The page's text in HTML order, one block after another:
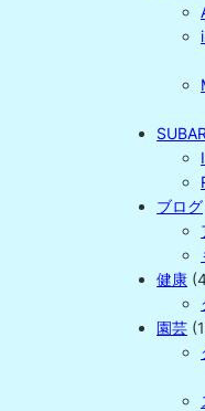
ブログ
健康
園芸